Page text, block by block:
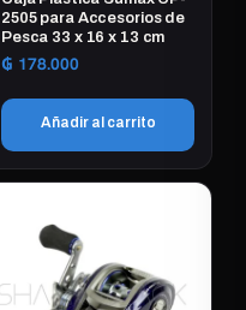
2505 para Accesorios de
Pesca 33 x 16 x 13 cm
₲ 178.000
Añadir al carrito